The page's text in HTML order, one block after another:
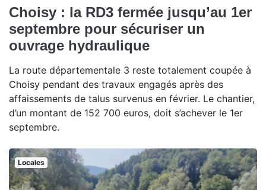
Choisy : la RD3 fermée jusqu’au 1er
septembre pour sécuriser un
ouvrage hydraulique
La route départementale 3 reste totalement coupée à
Choisy pendant des travaux engagés après des
affaissements de talus survenus en février. Le chantier,
d’un montant de 152 700 euros, doit s’achever le 1er
septembre.
Locales